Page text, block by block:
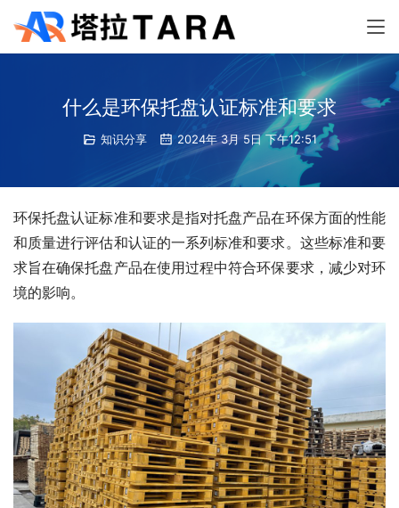
什么是环保托盘认证标准和要求
知识分享 2024年 3月 5日 下午12:51
环保托盘认证标准和要求是指对托盘产品在环保方面的性能
和质量进行评估和认证的一系列标准和要求。这些标准和要
求旨在确保托盘产品在使用过程中符合环保要求，减少对环
境的影响。